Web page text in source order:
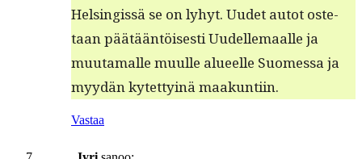
Helsingis­sä se on lyhyt. Uudet autot oste­
taan päätään­töis­es­ti Uudelle­maalle ja
muu­ta­malle muulle alueelle Suomes­sa ja
myy­dän kytet­ty­inä maakuntiin.
Vastaa